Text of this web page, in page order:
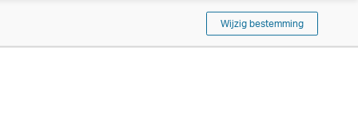
Wijzig bestemming